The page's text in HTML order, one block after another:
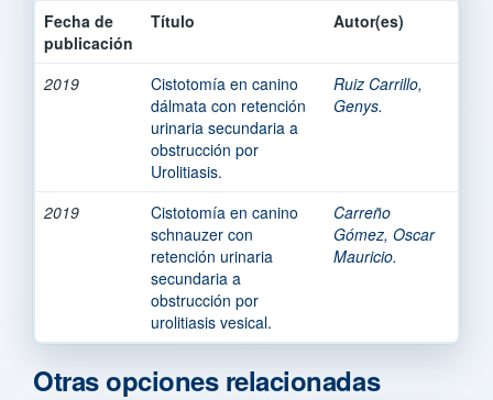
Fecha de
publicación
Título Autor(es)
2019
Cistotomía en canino
dálmata con retención
urinaria secundaria a
obstrucción por
Urolitiasis.
Ruiz Carrillo,
Genys.
2019
Cistotomía en canino
schnauzer con
retención urinaria
secundaria a
obstrucción por
urolitiasis vesical.
Carreño
Gómez, Oscar
Mauricio.
Otras opciones relacionadas